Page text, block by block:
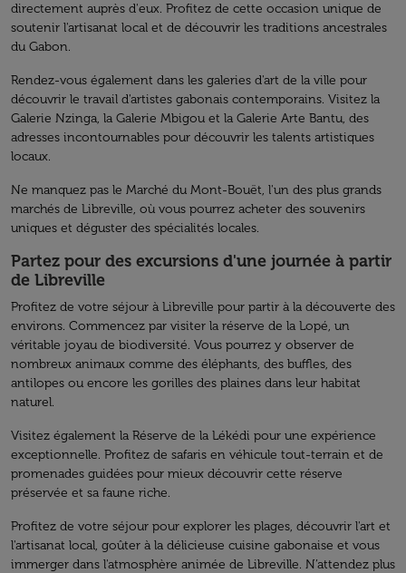
directement auprès d'eux. Profitez de cette occasion unique de
soutenir l'artisanat local et de découvrir les traditions ancestrales
du Gabon.
Rendez-vous également dans les galeries d'art de la ville pour
découvrir le travail d'artistes gabonais contemporains. Visitez la
Galerie Nzinga, la Galerie Mbigou et la Galerie Arte Bantu, des
adresses incontournables pour découvrir les talents artistiques
locaux.
Ne manquez pas le Marché du Mont-Bouët, l'un des plus grands
marchés de Libreville, où vous pourrez acheter des souvenirs
uniques et déguster des spécialités locales.
Partez pour des excursions d'une journée à partir
de Libreville
Profitez de votre séjour à Libreville pour partir à la découverte des
environs. Commencez par visiter la réserve de la Lopé, un
véritable joyau de biodiversité. Vous pourrez y observer de
nombreux animaux comme des éléphants, des buffles, des
antilopes ou encore les gorilles des plaines dans leur habitat
naturel.
Visitez également la Réserve de la Lékédi pour une expérience
exceptionnelle. Profitez de safaris en véhicule tout-terrain et de
promenades guidées pour mieux découvrir cette réserve
préservée et sa faune riche.
Profitez de votre séjour pour explorer les plages, découvrir l'art et
l'artisanat local, goûter à la délicieuse cuisine gabonaise et vous
immerger dans l'atmosphère animée de Libreville. N’attendez plus